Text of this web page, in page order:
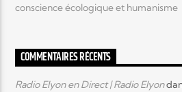
conscience écologique et humanisme
COMMENTAIRES RÉCENTS
Radio Elyon en Direct | Radio Elyon